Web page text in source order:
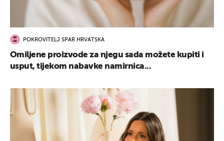
POKROVITELJ SPAR HRVATSKA
Omiljene proizvode za njegu sada možete kupiti i
usput, tijekom nabavke namirnica...